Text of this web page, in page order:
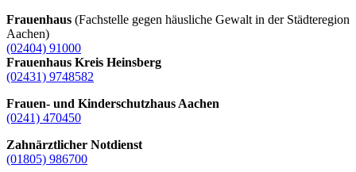
Frauenhaus (Fachstelle gegen häusliche Gewalt in der Städteregion
Aachen)
(02404) 91000
Frauenhaus Kreis Heinsberg
(02431) 9748582
Frauen- und Kinderschutzhaus Aachen
(0241) 470450
Zahnärztlicher Notdienst
(01805) 986700